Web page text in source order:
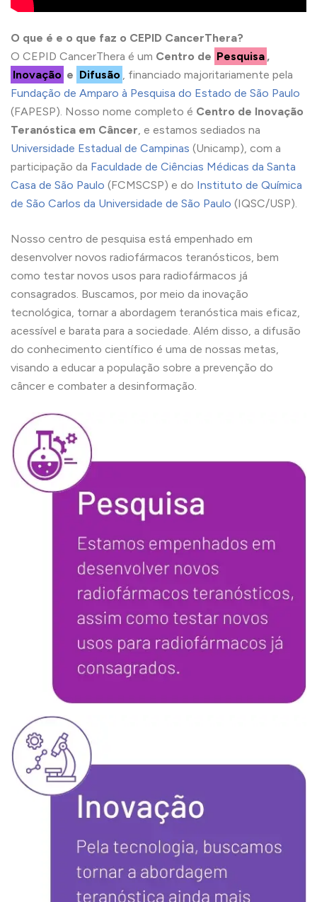
O que é e o que faz o CEPID CancerThera?
O CEPID CancerThera é um Centro de Pesquisa ,
Inovação e Difusão , financiado majoritariamente pela
Fundação de Amparo à Pesquisa do Estado de São Paulo
(FAPESP). Nosso nome completo é Centro de Inovação
Teranóstica em Câncer, e estamos sediados na
Universidade Estadual de Campinas (Unicamp), com a
participação da Faculdade de Ciências Médicas da Santa
Casa de São Paulo (FCMSCSP) e do Instituto de Química
de São Carlos da Universidade de São Paulo (IQSC/USP).
Nosso centro de pesquisa está empenhado em
desenvolver novos radiofármacos teranósticos, bem
como testar novos usos para radiofármacos já
consagrados. Buscamos, por meio da inovação
tecnológica, tornar a abordagem teranóstica mais eficaz,
acessível e barata para a sociedade. Além disso, a difusão
do conhecimento científico é uma de nossas metas,
visando a educar a população sobre a prevenção do
câncer e combater a desinformação.